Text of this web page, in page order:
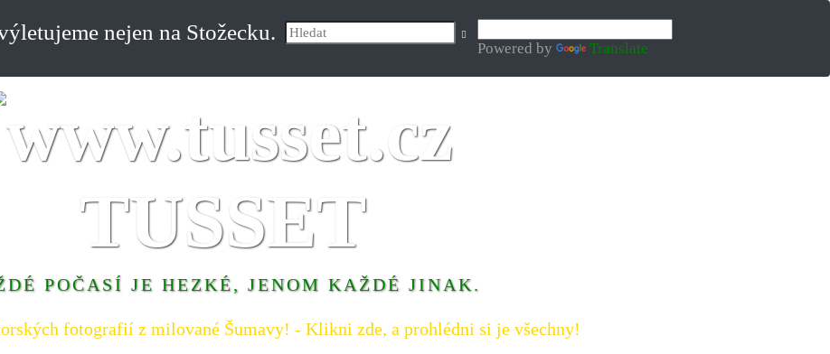
nejen na Stožecku.
Powered by Translate
TUSSET
POČASÍ JE HEZKÉ, JENOM KAŽDÉ JINAK.
fotografií z milované Šumavy! - Klikni zde, a prohlédni si je všechny!